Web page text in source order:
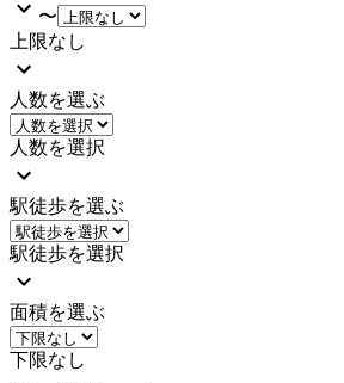
〜
上限なし
人数を選ぶ
人数を選択
駅徒歩を選ぶ
駅徒歩を選択
面積を選ぶ
下限なし